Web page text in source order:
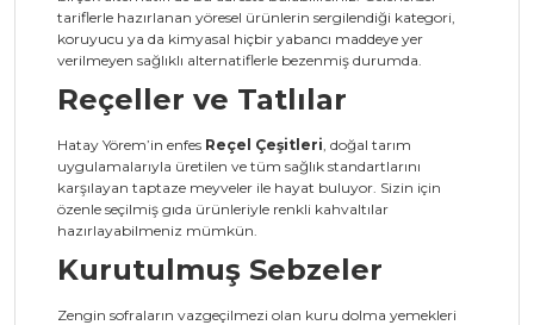
tariflerle hazırlanan yöresel ürünlerin sergilendiği kategori,
koruyucu ya da kimyasal hiçbir yabancı maddeye yer
verilmeyen sağlıklı alternatiflerle bezenmiş durumda.
Reçeller ve Tatlılar
Hatay Yörem’in enfes Reçel Çeşitleri , doğal tarım
uygulamalarıyla üretilen ve tüm sağlık standartlarını
karşılayan taptaze meyveler ile hayat buluyor. Sizin için
özenle seçilmiş gıda ürünleriyle renkli kahvaltılar
hazırlayabilmeniz mümkün.
Kurutulmuş Sebzeler
Zengin sofraların vazgeçilmezi olan kuru dolma yemekleri